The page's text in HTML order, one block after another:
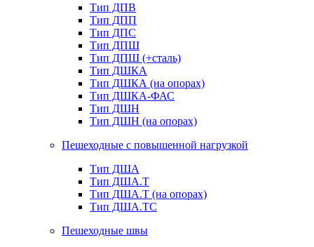
Тип ДПВ
Тип ДПП
Тип ДПС
Тип ДПШ
Тип ДПШ (+сталь)
Тип ДШКА
Тип ДШКА (на опорах)
Тип ДШКА-ФАС
Тип ДШН
Тип ДШН (на опорах)
Пешеходные с повышенной нагрузкой
Тип ДША
Тип ДША.Т
Тип ДША.Т (на опорах)
Тип ДША.ТС
Пешеходные швы